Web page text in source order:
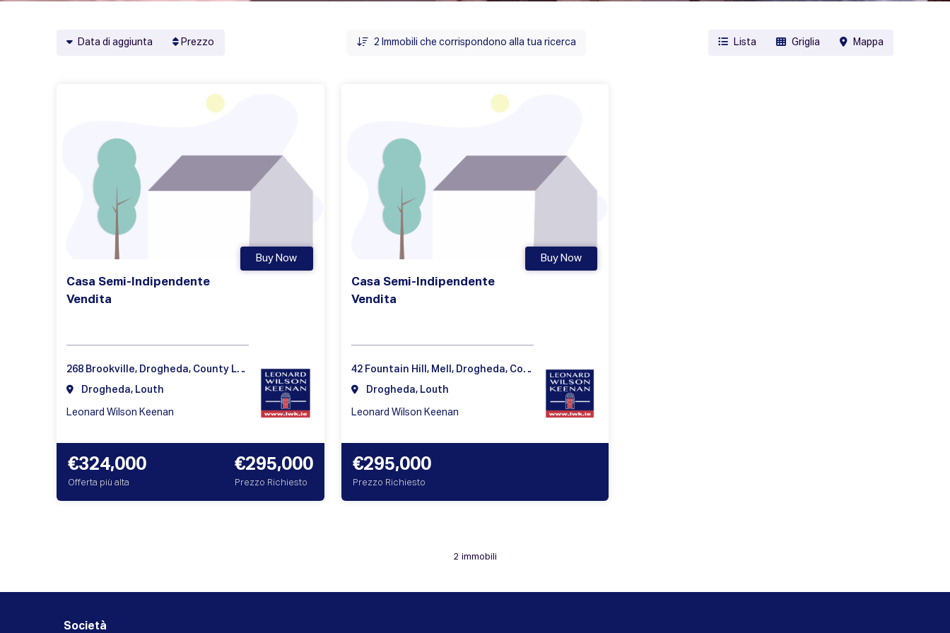
Data di aggiunta Prezzo 2 Immobili che corrispondono alla tua ricerca Lista Griglia Mappa
Casa Semi-Indipendente
Vendita
Buy Now
268 Brookville, Drogheda, County Louth, Ireland
Drogheda, Louth
Leonard Wilson Keenan
€324,000
Offerta più alta
€295,000
Prezzo Richiesto
Casa Semi-Indipendente
Vendita
Buy Now
42 Fountain Hill, Mell, Drogheda, County Louth, Ireland
Drogheda, Louth
Leonard Wilson Keenan
€295,000
Prezzo Richiesto
2 immobili
Società